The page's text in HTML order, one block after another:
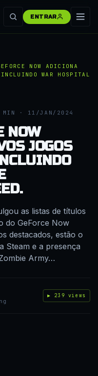
ENTRAR
NOW ADICIONA
WAR HOSPITAL
· 11/JAN/2024
NOW
JOGOS
as listas de títulos
do GeForce Now
destacados, estão o
Steam e a presença
Army…
▶ 239 views